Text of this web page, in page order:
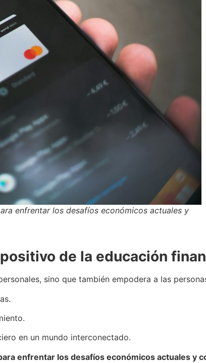
enfrentar los desafíos económicos actuales y
de la educación
sino que también empodera a las
en un mundo interconectado.
enfrentar los desafíos económicos actuales y